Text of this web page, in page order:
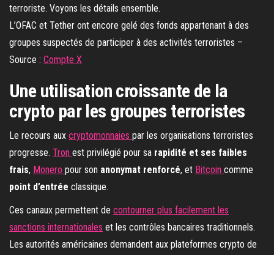
L’OFAC et Tether ont encore gelé des fonds appartenant à des
groupes suspectés de participer à des activités terroristes –
Source : Compte X
Une utilisation croissante de la
crypto par les groupes terroristes
Le recours aux cryptomonnaies par les organisations terroristes
progresse. Tron est privilégié pour sa rapidité et ses faibles
frais, Monero pour son anonymat renforcé, et Bitcoin comme
point d’entrée classique.
Ces canaux permettent de contourner plus facilement les
sanctions internationales et les contrôles bancaires traditionnels.
Les autorités américaines demandent aux plateformes crypto de